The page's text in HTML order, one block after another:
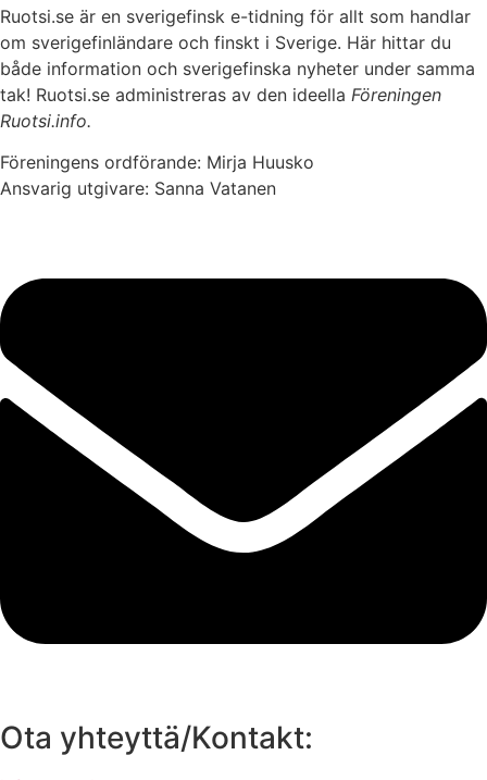
Ruotsi.se är en sverigefinsk e-tidning för allt som handlar
om sverigefinländare och finskt i Sverige. Här hittar du
både information och sverigefinska nyheter under samma
tak! Ruotsi.se administreras av den ideella Föreningen
Ruotsi.info.
Föreningens ordförande: Mirja Huusko
Ansvarig utgivare: Sanna Vatanen
Ota yhteyttä/Kontakt: